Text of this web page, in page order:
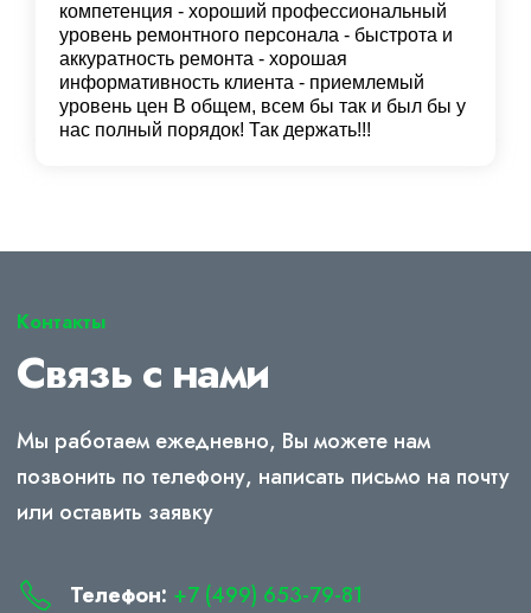
компетенция - хороший профессиональный
уровень ремонтного персонала - быстрота и
аккуратность ремонта - хорошая
информативность клиента - приемлемый
уровень цен В общем, всем бы так и был бы у
нас полный порядок! Так держать!!!
Контакты
Связь с нами
Мы работаем ежедневно, Вы можете нам
позвонить по телефону, написать письмо на почту
или оставить заявку
Телефон: +7 (499) 653-79-81